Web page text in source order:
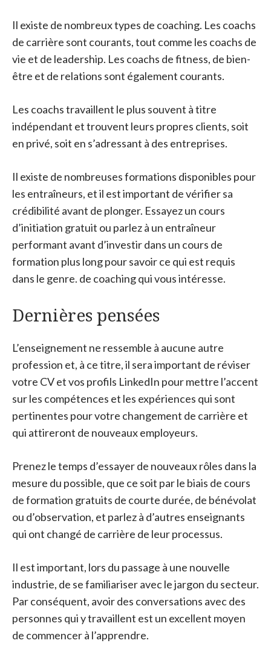
Il existe de nombreux types de coaching. Les coachs
de carrière sont courants, tout comme les coachs de
vie et de leadership. Les coachs de fitness, de bien-
être et de relations sont également courants.
Les coachs travaillent le plus souvent à titre
indépendant et trouvent leurs propres clients, soit
en privé, soit en s’adressant à des entreprises.
Il existe de nombreuses formations disponibles pour
les entraîneurs, et il est important de vérifier sa
crédibilité avant de plonger. Essayez un cours
d’initiation gratuit ou parlez à un entraîneur
performant avant d’investir dans un cours de
formation plus long pour savoir ce qui est requis
dans le genre. de coaching qui vous intéresse.
Dernières pensées
L’enseignement ne ressemble à aucune autre
profession et, à ce titre, il sera important de réviser
votre CV et vos profils LinkedIn pour mettre l’accent
sur les compétences et les expériences qui sont
pertinentes pour votre changement de carrière et
qui attireront de nouveaux employeurs.
Prenez le temps d’essayer de nouveaux rôles dans la
mesure du possible, que ce soit par le biais de cours
de formation gratuits de courte durée, de bénévolat
ou d’observation, et parlez à d’autres enseignants
qui ont changé de carrière de leur processus.
Il est important, lors du passage à une nouvelle
industrie, de se familiariser avec le jargon du secteur.
Par conséquent, avoir des conversations avec des
personnes qui y travaillent est un excellent moyen
de commencer à l’apprendre.